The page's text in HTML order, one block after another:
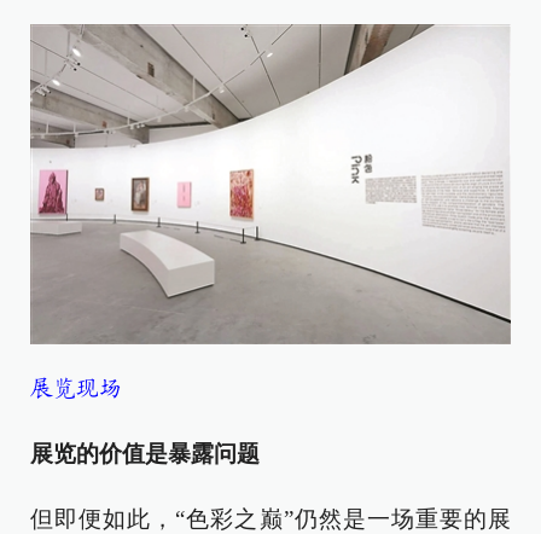
展览现场
展览的价值是暴露问题
但即便如此，“色彩之巅”仍然是一场重要的展